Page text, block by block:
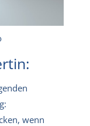
wenn